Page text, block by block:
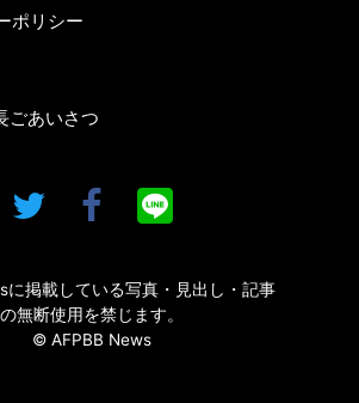
ポリシー
ごあいさつ
に掲載している写真・見出し・記事
の無断使用を禁じます。
© AFPBB News